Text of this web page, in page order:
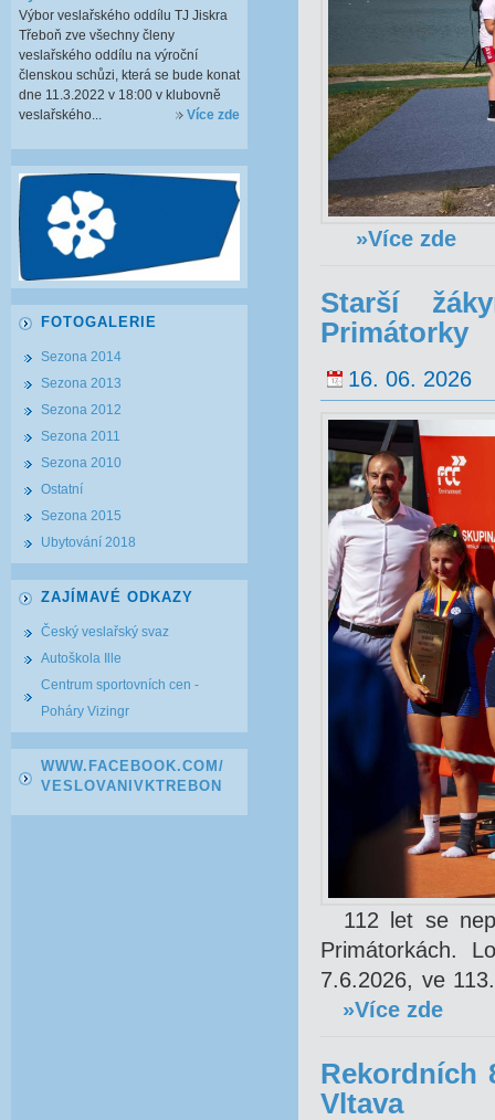
»Více zde
Starší
Primátorky
16. 06. 2026
112 let se
Primátorkách.
7.6.2026, ve
»Více zde
Rekordních
Vltava
Výbor veslařského oddílu TJ Jiskra
Třeboň zve všechny členy
veslařského oddílu na výroční
členskou schůzi, která se bude konat
dne 11.3.2022 v 18:00 v klubovně
veslařského...
Více zde
FOTOGALERIE
Sezona 2014
Sezona 2013
Sezona 2012
Sezona 2011
Sezona 2010
Ostatní
Sezona 2015
Ubytování 2018
ZAJÍMAVÉ ODKAZY
Český veslařský svaz
Autoškola Ille
Centrum sportovních cen -
Poháry Vizingr
WWW.FACEBOOK.COM/
VESLOVANIVKTREBON